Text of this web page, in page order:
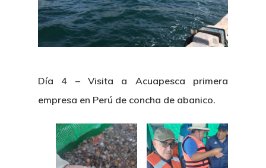
Día 4 – Visita a Acuapesca primera
empresa en Perú de concha de abanico.